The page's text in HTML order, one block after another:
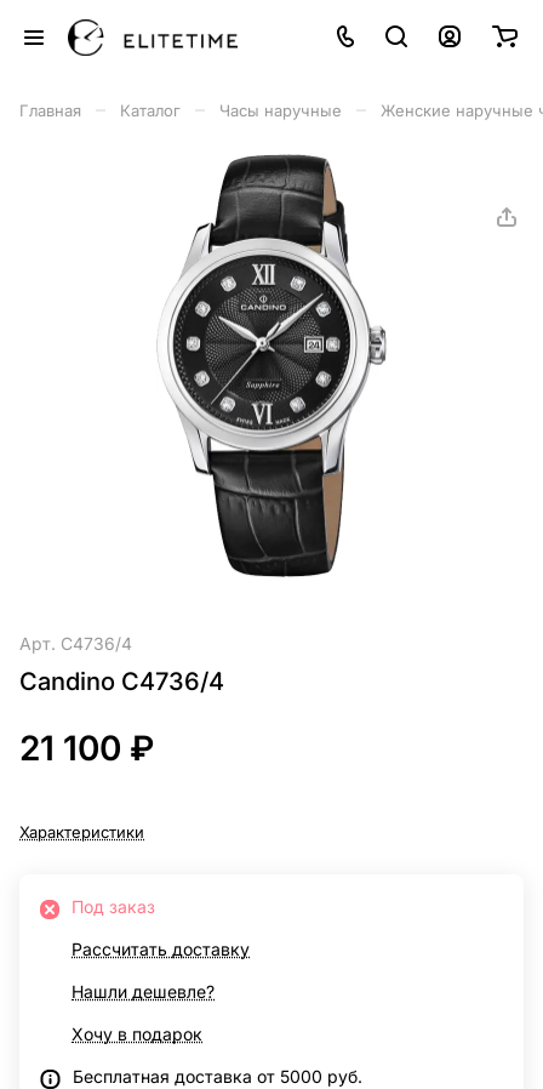
Главная Каталог Часы наручные Женские наручные
Арт. C4736/4
Candino C4736/4
21 100 ₽
Характеристики
Под заказ
Рассчитать доставку
Нашли дешевле?
Хочу в подарок
Бесплатная доставка от 5000 руб.